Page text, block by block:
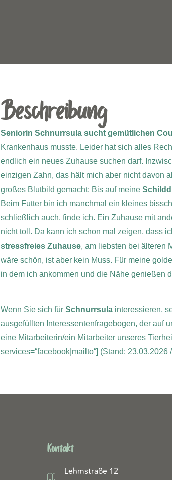
Beschreibung
Seniorin Schnurrsula sucht gemütlichen
Krankenhaus musste. Leider hat sich alles
endlich ein neues Zuhause suchen darf.
einzigen Zahn, das hält mich aber nicht davon
großes Blutbild gemacht: Bis auf meine
Beim Futter bin ich manchmal ein kleines
schließlich auch, finde ich. Ein Zuhause mit
nicht toll. Da kann ich schon mal zeigen, dass
stressfreies Zuhause, am liebsten bei älteren
wäre schön, ist aber kein Muss. Für meine
in dem ich ankommen und die Nähe genießen
Wenn Sie sich fürSchnurrsula interessieren,
ausgefüllten Interessentenfragebogen, der auf
eine Mitarbeiterin/ein Mitarbeiter unseres
services=“facebook|mailto“] (Stand: 23.03.2026
Kontakt
Lehmstraße 12